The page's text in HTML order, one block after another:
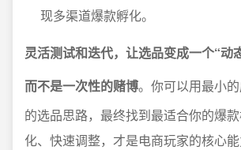
现多渠道爆款孵化。
灵活测试和迭代，让选品变成一个“动
而不是一次性的赌博。你可以用最小
的选品思路，最终找到最适合你的爆
化、快速调整，才是电商玩家的核心能